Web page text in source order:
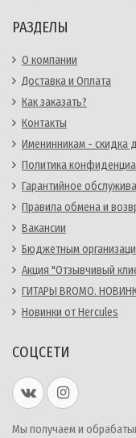
РАЗДЕЛЫ
О компании
Доставка и Оплата
Как заказать?
Контакты
Именинникам - скидка
Политика
Гарантийное
Правила обмена и
Вакансии
Бюджетным
Акция "Отзывчивый
ГИТАРЫ BROMO.
Новинки от Hercules
СОЦСЕТИ
Мы получаем и